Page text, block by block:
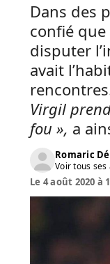
Dans des
confié
disputer
avait
Virgil
fou », a
Romaric
Voir tous ses
Le 4 août 2020 à